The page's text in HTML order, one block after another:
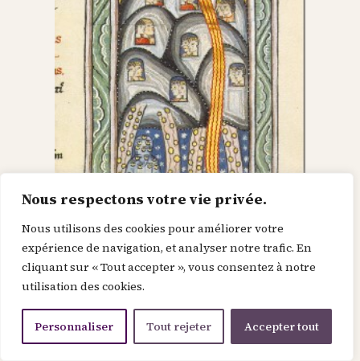
Nous respectons votre vie privée.
Nous utilisons des cookies pour améliorer votre
expérience de navigation, et analyser notre trafic. En
cliquant sur « Tout accepter », vous consentez à notre
utilisation des cookies.
Personnaliser Tout rejeter Accepter tout
Dieu dans le Christ,
recherche l’homme et
le renouvelle